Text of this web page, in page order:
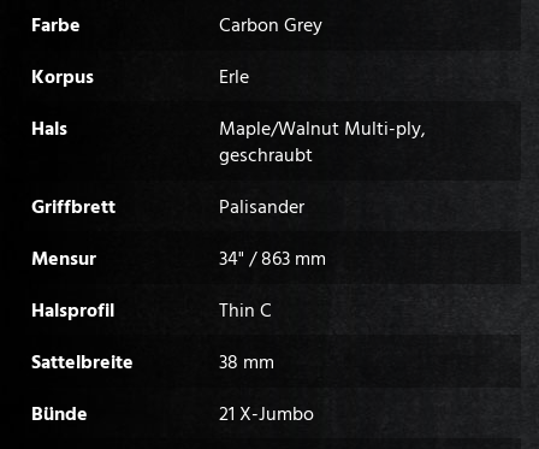
Farbe
Carbon Grey
Korpus
Erle
Hals
Maple/Walnut Multi-ply,
geschraubt
Griffbrett
Palisander
Mensur
34" / 863 mm
Halsprofil
Thin C
Sattelbreite
38 mm
Bünde
21 X-Jumbo